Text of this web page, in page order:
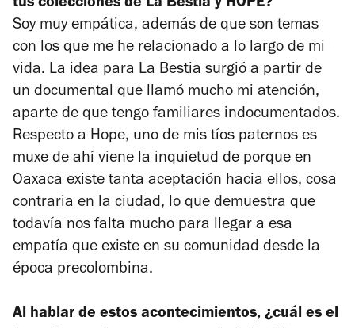
tus colecciones de La Bestia y HOPE?
Soy muy empática, además de que son temas
con los que me he relacionado a lo largo de mi
vida. La idea para La Bestia surgió a partir de
un documental que llamó mucho mi atención,
aparte de que tengo familiares indocumentados.
Respecto a Hope, uno de mis tíos paternos es
muxe de ahí viene la inquietud de porque en
Oaxaca existe tanta aceptación hacia ellos, cosa
contraria en la ciudad, lo que demuestra que
todavía nos falta mucho para llegar a esa
empatía que existe en su comunidad desde la
época precolombina.
Al hablar de estos acontecimientos, ¿cuál es el